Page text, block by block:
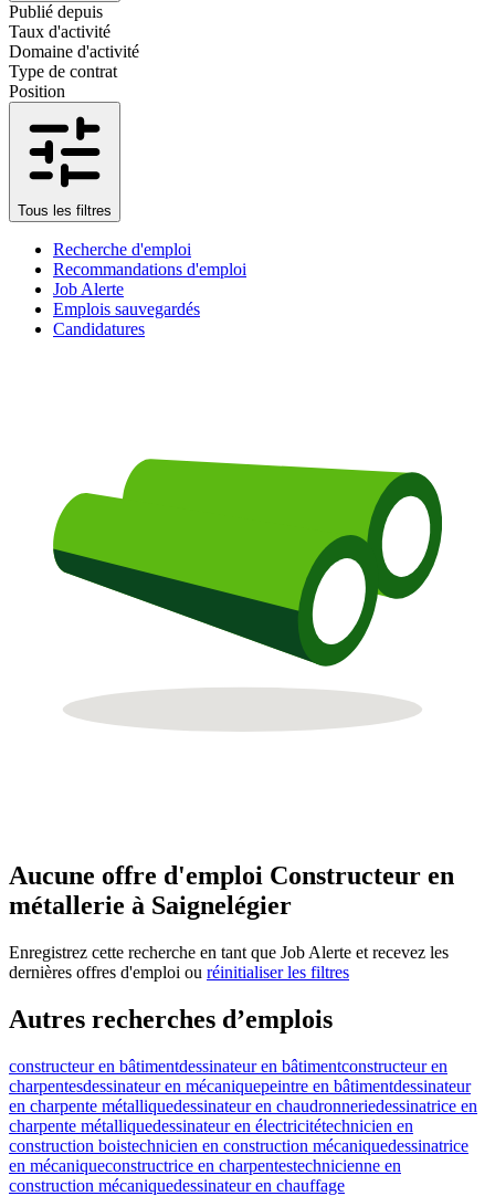
Publié depuis
Taux d'activité
Domaine d'activité
Type de contrat
Position
Tous les filtres
Recherche d'emploi
Recommandations d'emploi
Job Alerte
Emplois sauvegardés
Candidatures
Aucune offre d'emploi Constructeur en
métallerie à Saignelégier
Enregistrez cette recherche en tant que Job Alerte et recevez les
dernières offres d'emploi ou réinitialiser les filtres
Autres recherches d’emplois
constructeur en bâtimentdessinateur en bâtimentconstructeur en
charpentesdessinateur en mécaniquepeintre en bâtimentdessinateur
en charpente métalliquedessinateur en chaudronneriedessinatrice en
charpente métalliquedessinateur en électricitétechnicien en
construction boistechnicien en construction mécaniquedessinatrice
en mécaniqueconstructrice en charpentestechnicienne en
construction mécaniquedessinateur en chauffage